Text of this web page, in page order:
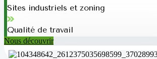
Sites industriels et zoning
Qualité de travail
Nous découvrir